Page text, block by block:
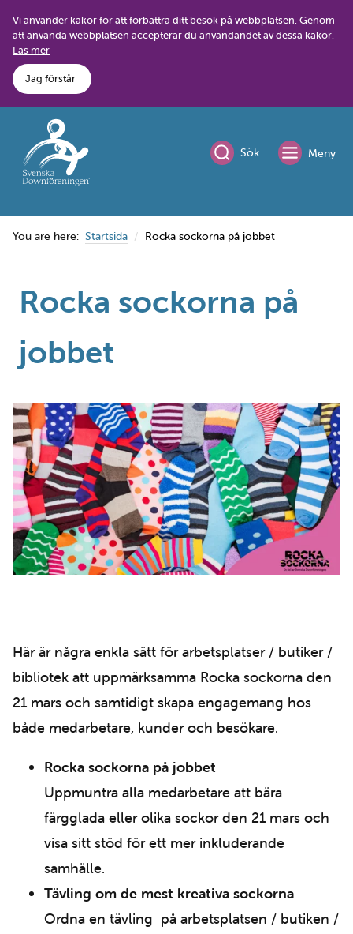
content
Vi använder kakor för att förbättra ditt besök på webbplatsen. Genom
att använda webbplatsen accepterar du användandet av dessa kakor.
Läs mer
Jag förstår
Sök Meny
You are here: Startsida Rocka sockorna på jobbet
Rocka sockorna på
jobbet
Här är några enkla sätt för arbetsplatser / butiker /
bibliotek att uppmärksamma Rocka sockorna den
21 mars och samtidigt skapa engagemang hos
både medarbetare, kunder och besökare.
Rocka sockorna på jobbet
Uppmuntra alla medarbetare att bära
färgglada eller olika sockor den 21 mars och
visa sitt stöd för ett mer inkluderande
samhälle.
Tävling om de mest kreativa sockorna
Ordna en tävling på arbetsplatsen / butiken /